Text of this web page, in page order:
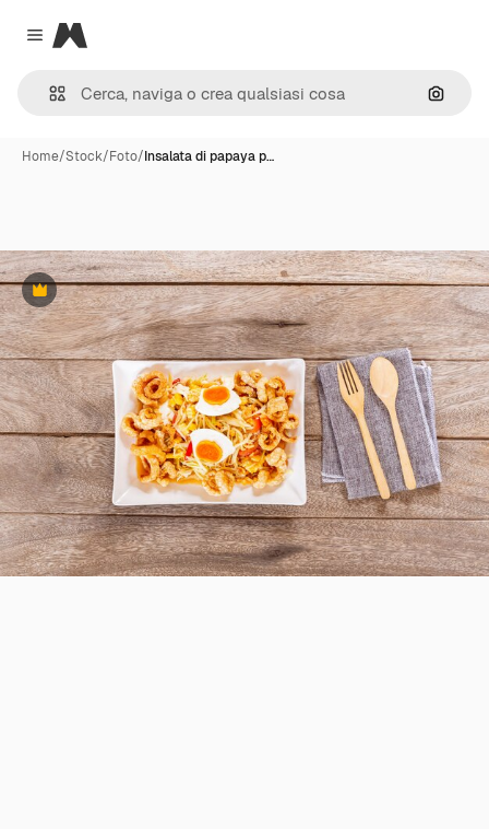
Close menu
Magnific
Cerca
Home/Stock/Foto/Insalata di papaya p…
Premium